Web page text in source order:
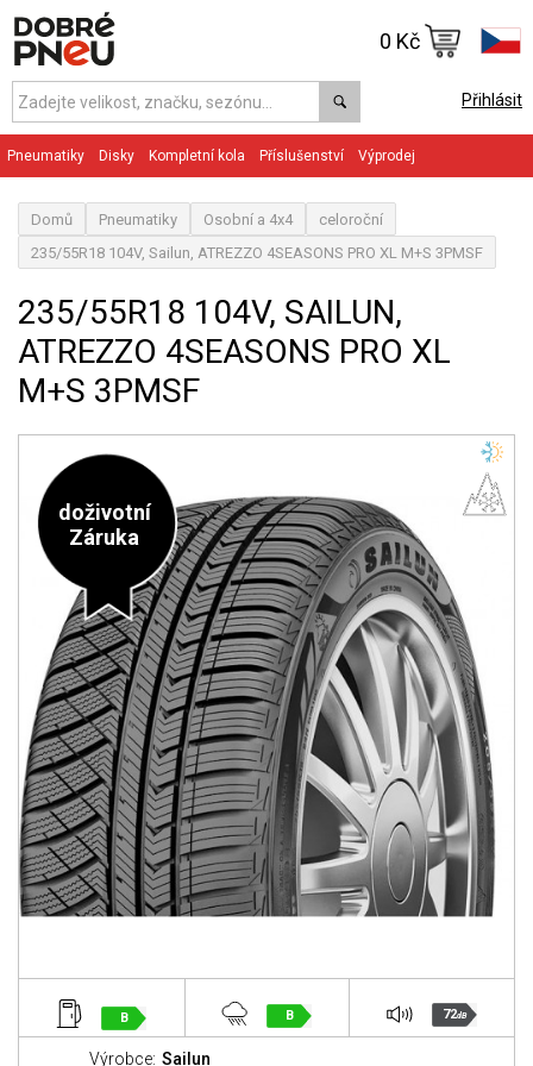
Přihlásit
0 Kč
Pneumatiky Disky Kompletní kola Příslušenství Výprodej
Domů Pneumatiky Osobní a 4x4
celoroční
235/55R18 104V, Sailun, ATREZZO 4SEASONS PRO XL M+S 3PMSF
235/55R18 104V, SAILUN,
ATREZZO 4SEASONS PRO XL
M+S 3PMSF
doživotní
Záruka
B B 72dB
Výrobce: Sailun